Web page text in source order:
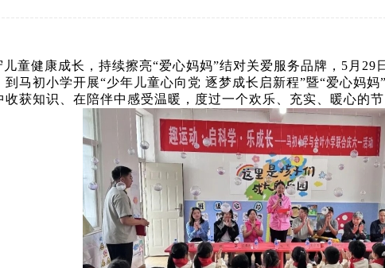
童健康成长，持续擦亮“爱心妈妈”结对关爱服务品牌，5月
到马初小学开展“少年儿童心向党 逐梦成长启新程”暨“爱心妈
获知识、在陪伴中感受温暖，度过一个欢乐、充实、暖心的节